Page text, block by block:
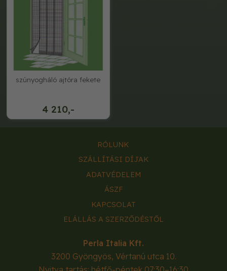
4 210,-
szúnyogháló ajtóra fekete
RÓLUNK
SZÁLLÍTÁSI DÍJAK
ADATVÉDELEM
ÁSZF
KAPCSOLAT
ELÁLLÁS A SZERZŐDÉSTŐL
Perla Italia Kft.
3200 Gyöngyös, Vértanú utca 10.